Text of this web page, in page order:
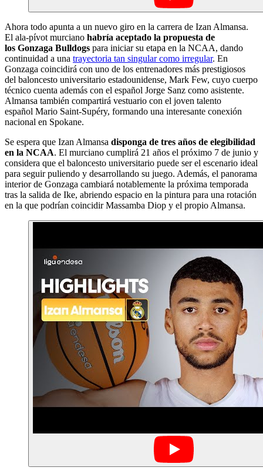
Ahora todo apunta a un nuevo giro en la carrera de Izan Almansa.
El ala-pívot murciano habría aceptado la propuesta de
los Gonzaga Bulldogs para iniciar su etapa en la NCAA, dando
continuidad a una trayectoria tan singular como irregular. En
Gonzaga coincidirá con uno de los entrenadores más prestigiosos
del baloncesto universitario estadounidense, Mark Few, cuyo cuerpo
técnico cuenta además con el español Jorge Sanz como asistente.
Almansa también compartirá vestuario con el joven talento
español Mario Saint-Supéry, formando una interesante conexión
nacional en Spokane.
Se espera que Izan Almansa disponga de tres años de elegibilidad
en la NCAA. El murciano cumplirá 21 años el próximo 7 de junio y
considera que el baloncesto universitario puede ser el escenario ideal
para seguir puliendo y desarrollando su juego. Además, el panorama
interior de Gonzaga cambiará notablemente la próxima temporada
tras la salida de Ike, abriendo espacio en la pintura para una rotación
en la que podrían coincidir Massamba Diop y el propio Almansa.